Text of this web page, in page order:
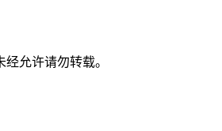
允许请勿转载。